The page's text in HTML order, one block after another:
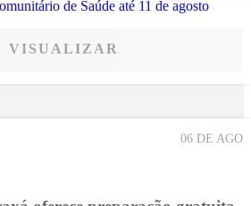
VISUALIZAR
06 DE AGO